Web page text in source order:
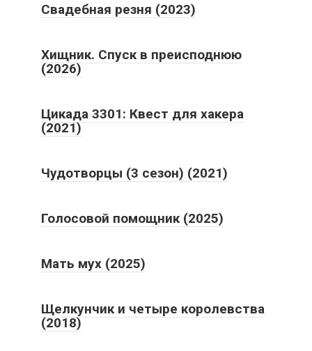
Свадебная резня (2023)
Хищник. Спуск в преисподнюю
(2026)
Цикада 3301: Квест для хакера
(2021)
Чудотворцы (3 сезон) (2021)
Голосовой помощник (2025)
Мать мух (2025)
Щелкунчик и четыре королевства
(2018)